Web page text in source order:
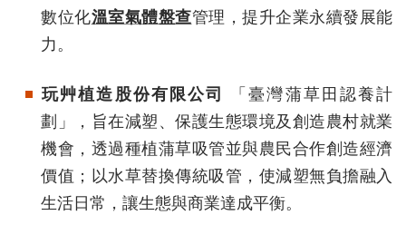
數位化溫室氣體盤查管理，提升企業永續發展能
力。
玩艸植造股份有限公司
「臺灣蒲草田認養計
劃」，旨在減塑、保護生態環境及創造農村就業
機會，透過種植蒲草吸管並與農民合作創造經濟
價值；以水草替換傳統吸管，使減塑無負擔融入
生活日常，讓生態與商業達成平衡。